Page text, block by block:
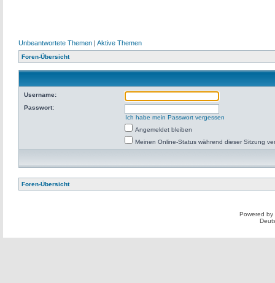
Unbeantwortete Themen | Aktive Themen
Foren-Übersicht
Username:
Passwort:
Ich habe mein Passwort vergessen
Angemeldet bleiben
Meinen Online-Status während dieser Sitzung
Foren-Übersicht
Powered by